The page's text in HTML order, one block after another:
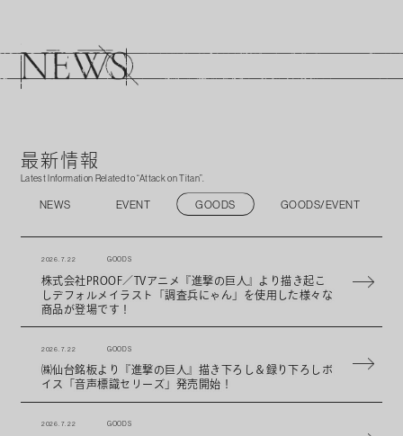
最新情報
Latest Information Related to “Attack on Titan”.
NEWS EVENT GOODS GOODS/EVENT
2026. 7. 22 GOODS
株式会社PROOF／TVアニメ『進撃の巨人』より描き起こ
しデフォルメイラスト「調査兵にゃん」を使用した様々な
商品が登場です！
2026. 7. 22 GOODS
㈱仙台銘板より『進撃の巨人』描き下ろし＆録り下ろしボ
イス「音声標識セリーズ」発売開始！
2026. 7. 22 GOODS